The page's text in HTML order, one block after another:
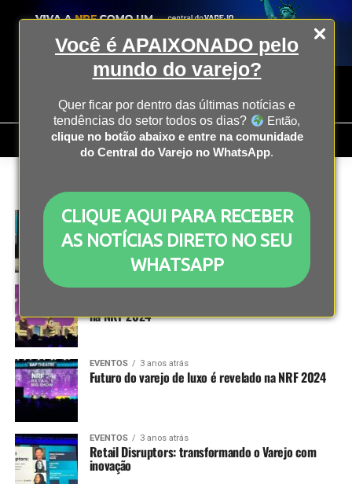
Você é APAIXONADO pelo
mundo do varejo?
Quer ficar por dentro das últimas notícias e
tendências do setor todos os dias?
Então,
clique no botão abaixo e entre na comunidade
do Central do Varejo no WhatsApp.
CLIQUE AQUI PARA RECEBER
AS NOTÍCIAS DIRETO NO SEU
WHATSAPP
All posts tagged "nrf"
EVENTOS 3 anos atrás
Como a Crocs e a Claire’s voltaram à moda
EVENTOS 3 anos atrás
na NRF 2024
EVENTOS 3 anos atrás
Futuro do varejo de luxo é revelado na NRF 2024
EVENTOS 3 anos atrás
Retail Disruptors: transformando o Varejo com
inovação